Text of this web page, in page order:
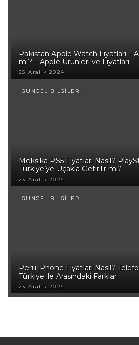
Pakistan Apple Watch Fiyatları –
mı? – Apple Ürünleri ve Fiyatları
25 Aralık 2024
GÜNCEL BİLGİLER
Meksika PS5 Fiyatları Nasıl?
Türkiye’ye Uçakla Getirilir mi?
23 Aralık 2024
GÜNCEL BİLGİLER
Peru iPhone Fiyatları Nasıl?
Türkiye ile Arasındaki Farklar
23 Aralık 2024